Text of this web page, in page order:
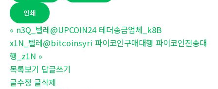
인쇄
« n3Q_텔레@UPCOIN24 테더송금업체_k8B
x1N_텔레@bitcoinsyri 파이코인구매대행 파이코인전송대
행_z1N »
목록보기 답글쓰기
글수정 글삭제